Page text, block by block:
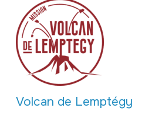
Volcan de Lemptégy